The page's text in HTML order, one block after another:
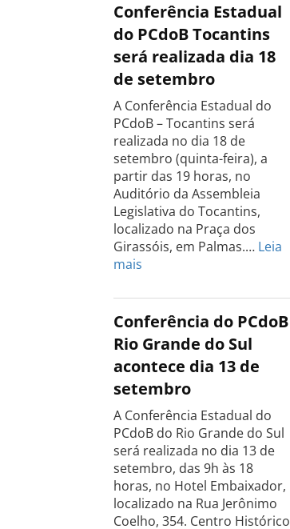
Conferência Estadual
do PCdoB Tocantins
será realizada dia 18
de setembro
A Conferência Estadual do
PCdoB – Tocantins será
realizada no dia 18 de
setembro (quinta-feira), a
partir das 19 horas, no
Auditório da Assembleia
Legislativa do Tocantins,
localizado na Praça dos
Girassóis, em Palmas.… Leia
mais
Estadual
do
PCdoB
Tocantins
será
realizada
18
de
setembro
Conferência do PCdoB
Rio Grande do Sul
acontece dia 13 de
setembro
A Conferência Estadual do
PCdoB do Rio Grande do Sul
será realizada no dia 13 de
setembro, das 9h às 18
horas, no Hotel Embaixador,
localizado na Rua Jerônimo
Coelho, 354. Centro Histórico